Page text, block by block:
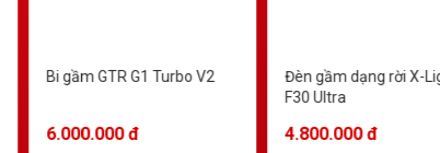
Bi gầm GTR G1 Turbo V2
6.000.000 đ
Đèn gầm dạng rời X-
F30 Ultra
4.800.000 đ